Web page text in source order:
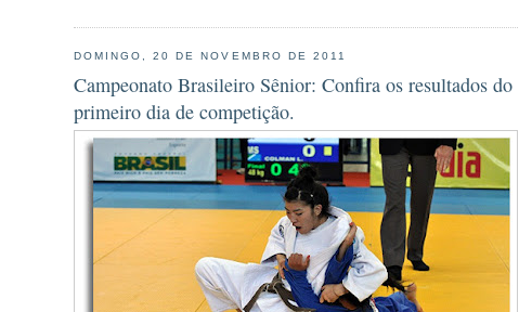
DOMINGO, 20 DE NOVEMBRO DE 2011
Campeonato Brasileiro Sênior: Confira os resultados do
primeiro dia de competição.